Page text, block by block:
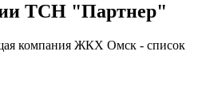
ТСН "Партнер"
компания ЖКХ Омск - список